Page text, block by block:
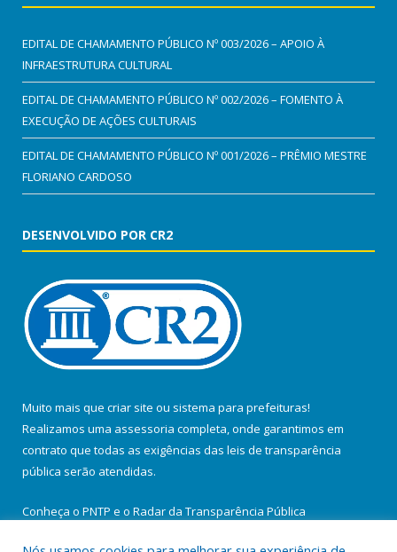
EDITAL DE CHAMAMENTO PÚBLICO Nº 003/2026 – APOIO À
INFRAESTRUTURA CULTURAL
EDITAL DE CHAMAMENTO PÚBLICO Nº 002/2026 – FOMENTO À
EXECUÇÃO DE AÇÕES CULTURAIS
EDITAL DE CHAMAMENTO PÚBLICO Nº 001/2026 – PRÊMIO MESTRE
FLORIANO CARDOSO
DESENVOLVIDO POR CR2
Muito mais que criar site ou sistema para prefeituras!
Realizamos uma assessoria completa, onde garantimos em
contrato que todas as exigências das leis de transparência
pública serão atendidas.
Conheça o PNTP e o Radar da Transparência Pública